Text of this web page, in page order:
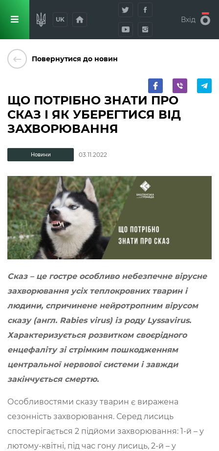
UK home Вхід
keyboard_backspace Повернутися до новин
ЩО ПОТРІБНО ЗНАТИ ПРО
СКАЗ І ЯК УБЕРЕГТИСЯ ВІД
ЗАХВОРЮВАННЯ
Новини 03.11.2022
Сказ – це гостре особливо небезпечне вірусне
захворювання усіх теплокровних тварин і
людини, спричинене нейротропним вірусом
сказу (англ. Rabies virus) із роду Lyssavirus.
Характеризується розвитком своєрідного
енцефаліту зі стрімким пошкодженням
центральної нервової системи і завжди
закінчується смертю.
Особливостями сказу тварин є виражена
сезонність захворювання. Серед лисиць
спостерігається 2 підйоми захворювання: 1-й – у
лютому-квітні, під час гону лисиць, 2-й – у